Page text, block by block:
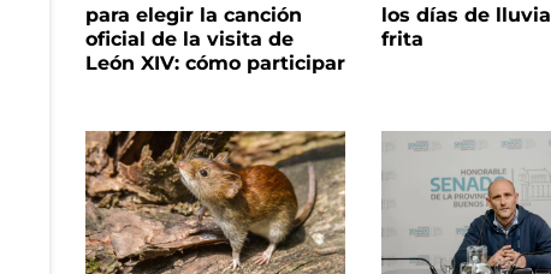
para elegir la canción
oficial de la visita de
León XIV: cómo participar
los días de
frita